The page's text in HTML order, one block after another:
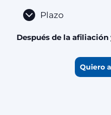
Plazo
Después de la
Quiero